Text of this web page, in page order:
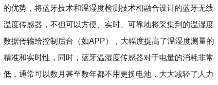
的优势，将蓝牙技术和温湿度检测技术相融合设计的蓝牙无线
温度传感器，不但可以方便、实时、可靠地将采集到的温湿度
数据传输给控制后台（如APP），大幅度提高了温湿度测量的
精准和实时性，同时，蓝牙温湿度传感器对于电量的消耗非常
低，通常可以数月甚至数年都不用更换电池，大大减轻了人力